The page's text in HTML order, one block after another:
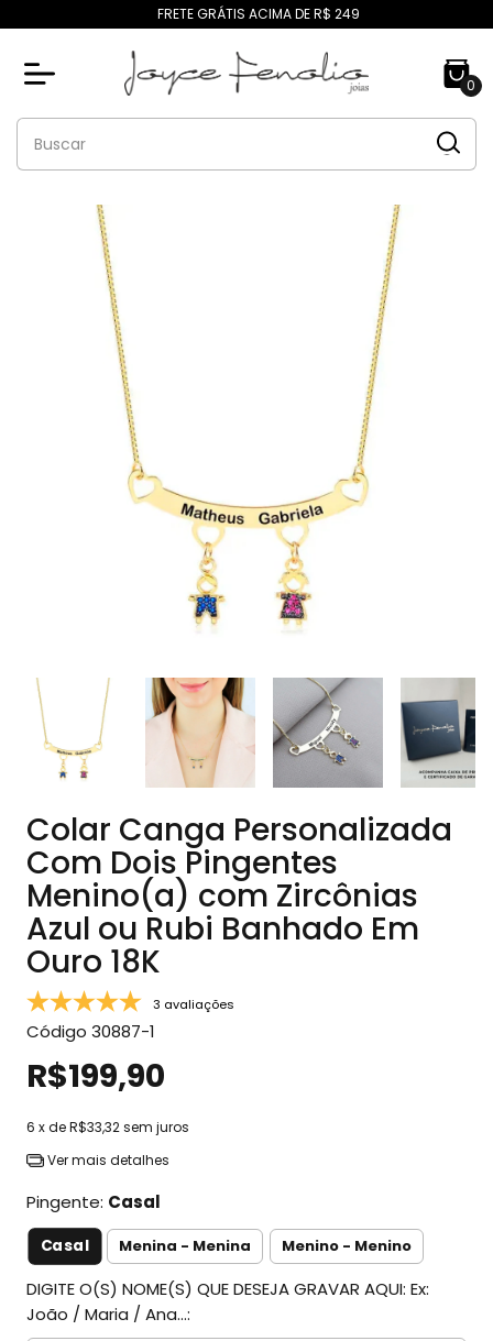
FRETE GRÁTIS ACIMA DE R$ 249
0
Colar Canga Personalizada
Com Dois Pingentes
Menino(a) com Zircônias
Azul ou Rubi Banhado Em
Ouro 18K
3 avaliações
Código 30887-1
R$199,90
6 x deR$33,32sem juros
Ver mais detalhes
Pingente: Casal
Casal Menina - Menina Menino - Menino
DIGITE O(S) NOME(S) QUE DESEJA GRAVAR AQUI: Ex:
João / Maria / Ana...: